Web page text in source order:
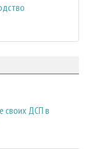
своих ДСП в